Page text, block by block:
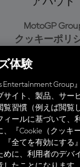
MotoGP
クッキーポリ
プライバシーポ
購入ポリシー
オフィシャルア
体験
Entertainment
サイト、製品、サー
覧習慣（例えば閲覧
ィールに基づいて、
、『Cookie（クッキ
『全てを有効にする
めに、利用者のデバ